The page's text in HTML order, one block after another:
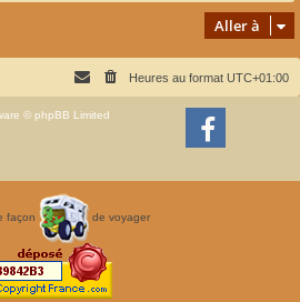
Aller à
Heures au format UTC+01:00
© phpBB Limited
façon de voyager